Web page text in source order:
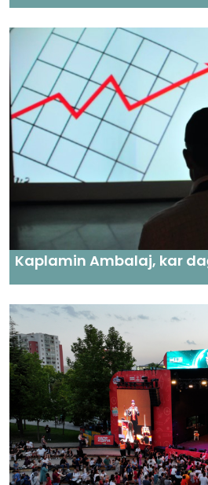
Kaplamin Ambalaj, kar